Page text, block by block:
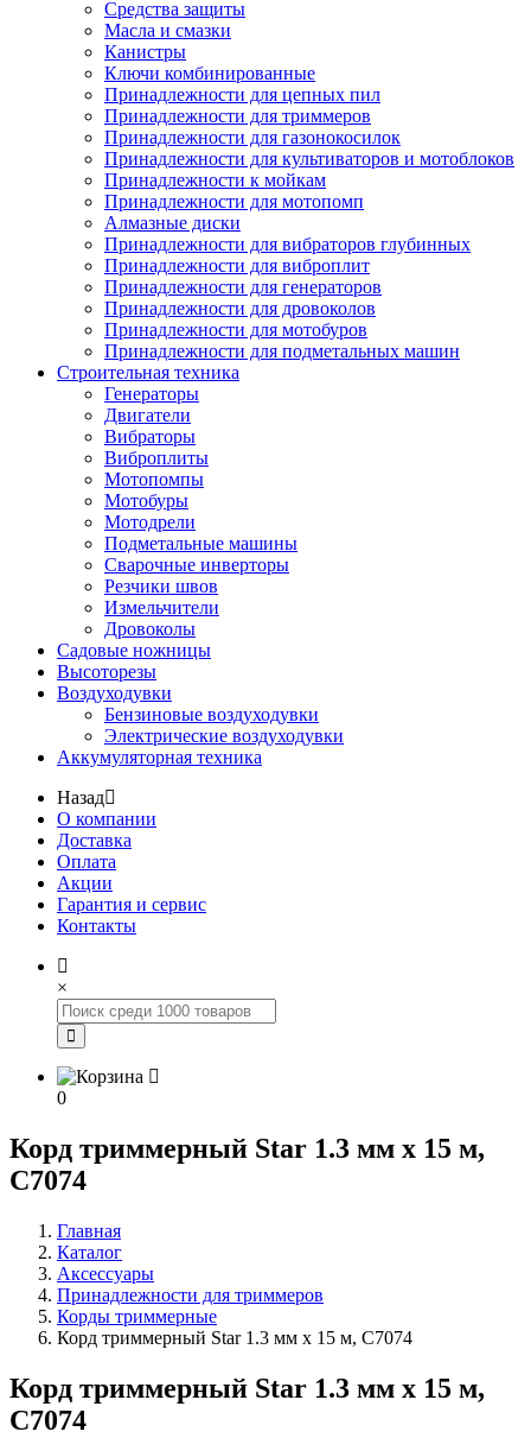
Средства защиты
Масла и смазки
Канистры
Ключи комбинированные
Принадлежности для цепных пил
Принадлежности для триммеров
Принадлежности для газонокосилок
Принадлежности для культиваторов и мотоблоков
Принадлежности к мойкам
Принадлежности для мотопомп
Алмазные диски
Принадлежности для вибраторов глубинных
Принадлежности для виброплит
Принадлежности для генераторов
Принадлежности для дровоколов
Принадлежности для мотобуров
Принадлежности для подметальных машин
Строительная техника
Генераторы
Двигатели
Вибраторы
Виброплиты
Мотопомпы
Мотобуры
Мотодрели
Подметальные машины
Сварочные инверторы
Резчики швов
Измельчители
Дровоколы
Садовые ножницы
Высоторезы
Воздуходувки
Бензиновые воздуходувки
Электрические воздуходувки
Аккумуляторная техника
Назад
О компании
Доставка
Оплата
Акции
Гарантия и сервис
Контакты
×
0
Корд триммерный Star 1.3 мм х 15 м,
C7074
Главная
Каталог
Аксессуары
Принадлежности для триммеров
Корды триммерные
Корд триммерный Star 1.3 мм х 15 м, C7074
Корд триммерный Star 1.3 мм х 15 м,
C7074